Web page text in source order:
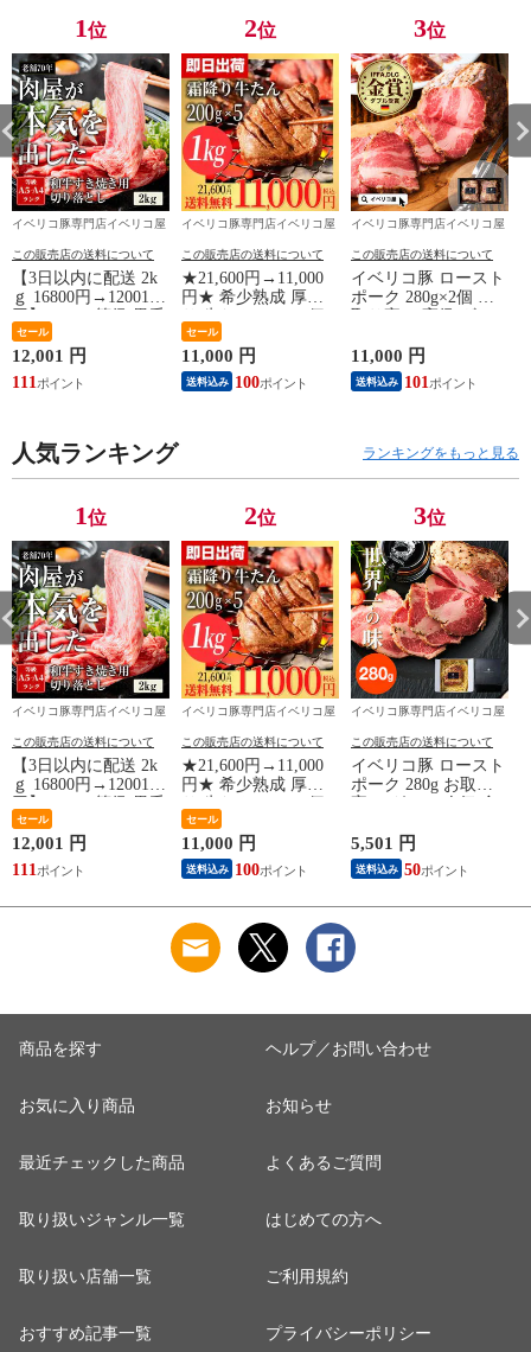
1位
イベリコ豚専門店イベリコ屋
この販売店の送料について
【3日以内に配送 2k
ｇ 16800円→12001
和牛 切り落とし す
き焼き 送料無料 牛
肉 和牛 冷凍 大容量
セール
12,001 円
111
2位
イベリコ豚専門店イベリコ屋
この販売店の送料について
★21,600円→11,000
円★ 希少熟成 厚切
セット 冷凍 仙台名
物 ギフト 霜降り 贈
答用 宮城 焼肉 肉 グ
ルメ 食べ物 おつま
セール
11,000 円
送料込み 100
3位
イベリコ豚専門店イベリコ屋
この販売店の送料について
イベリコ豚 ロースト
ポーク 280g×2個 お
11,000 円
送料込み 101
人気ランキング ランキングをもっと見る
1位
イベリコ豚専門店イベリコ屋
この販売店の送料について
【3日以内に配送 2k
ｇ 16800円→12001
和牛 切り落とし す
き焼き 送料無料 牛
肉 和牛 冷凍 大容量
セール
12,001 円
111
2位
イベリコ豚専門店イベリコ屋
この販売店の送料について
★21,600円→11,000
円★ 希少熟成 厚切
セット 冷凍 仙台名
物 ギフト 霜降り 贈
答用 宮城 焼肉 肉 グ
ルメ 食べ物 おつま
セール
11,000 円
送料込み 100
3位
イベリコ豚専門店イベリコ屋
この販売店の送料について
イベリコ豚 ロースト
ポーク 280g お取り
ゼント ギフト 父の
日 母の日 冷凍
5,501 円
送料込み 50
商品を探す
お気に入り商品
最近チェックした商品
取り扱いジャンル一覧
取り扱い店舗一覧
おすすめ記事一覧
ヘルプ／お問い合わせ
お知らせ
よくあるご質問
はじめての方へ
ご利用規約
プライバシーポリシー